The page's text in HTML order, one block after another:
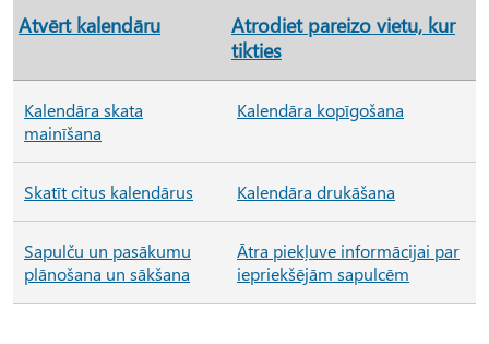
Atvērt kalendāru
Atrodiet pareizo vietu, kur
tikties
Kalendāra skata
mainīšana
Kalendāra kopīgošana
Skatīt citus kalendārus Kalendāra drukāšana
Sapulču un pasākumu
plānošana un sākšana
Ātra piekļuve informācijai par
iepriekšējām sapulcēm